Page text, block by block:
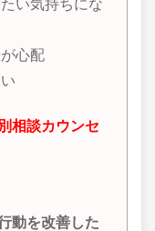
い気持ちにな
心配
相談カウンセ
動を改善した